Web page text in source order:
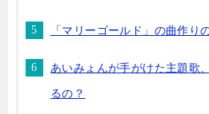
「マリーゴールド」の曲作り
あいみょんが手がけた主題歌
るの？